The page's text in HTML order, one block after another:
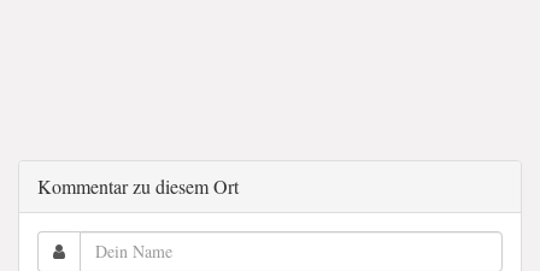
Kommentar zu diesem Ort